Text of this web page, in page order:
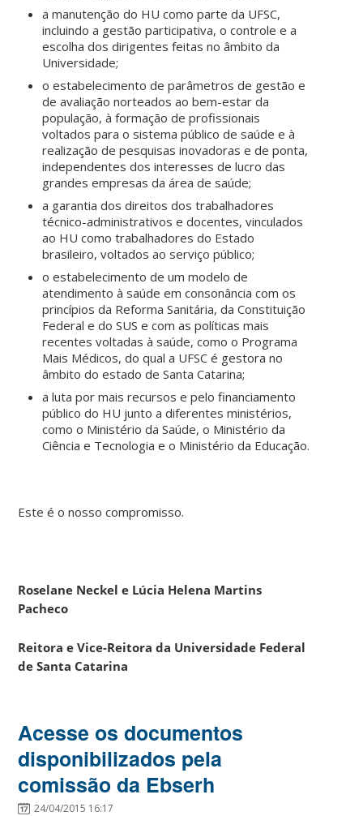
a manutenção do HU como parte da UFSC,
incluindo a gestão participativa, o controle e a
escolha dos dirigentes feitas no âmbito da
Universidade;
o estabelecimento de parâmetros de gestão e
de avaliação norteados ao bem-estar da
população, à formação de profissionais
voltados para o sistema público de saúde e à
realização de pesquisas inovadoras e de ponta,
independentes dos interesses de lucro das
grandes empresas da área de saúde;
a garantia dos direitos dos trabalhadores
técnico-administrativos e docentes, vinculados
ao HU como trabalhadores do Estado
brasileiro, voltados ao serviço público;
o estabelecimento de um modelo de
atendimento à saúde em consonância com os
princípios da Reforma Sanitária, da Constituição
Federal e do SUS e com as políticas mais
recentes voltadas à saúde, como o Programa
Mais Médicos, do qual a UFSC é gestora no
âmbito do estado de Santa Catarina;
a luta por mais recursos e pelo financiamento
público do HU junto a diferentes ministérios,
como o Ministério da Saúde, o Ministério da
Ciência e Tecnologia e o Ministério da Educação.
Este é o nosso compromisso.
Roselane Neckel e Lúcia Helena Martins
Pacheco
Reitora e Vice-Reitora da Universidade Federal
de Santa Catarina
Acesse os documentos
disponibilizados pela
comissão da Ebserh
24/04/2015 16:17